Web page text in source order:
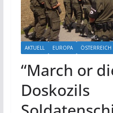
AKTUELL EUROPA ÖSTERREICH
“March or
Doskozils